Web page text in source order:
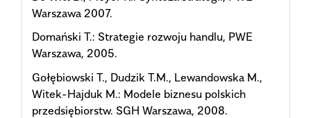
Warszawa 2007.
Domański T.: Strategie rozwoju handlu, PWE
Warszawa, 2005.
Gołębiowski T., Dudzik T.M., Lewandowska M.,
Witek-Hajduk M.: Modele biznesu polskich
przedsiębiorstw. SGH Warszawa, 2008.